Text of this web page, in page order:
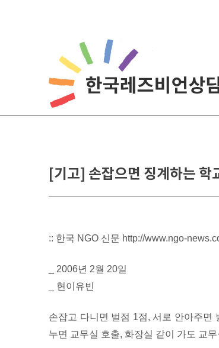
[기고] 손잡으면 징계하는 학
:: 한국 NGO 신문 http://www.ngo-
_ 2006년 2월 20일
_ 현이유빈
손잡고 다니면 벌점 1점, 서로 안아주면
누면 교무실 호출, 화장실 같이 가도 교